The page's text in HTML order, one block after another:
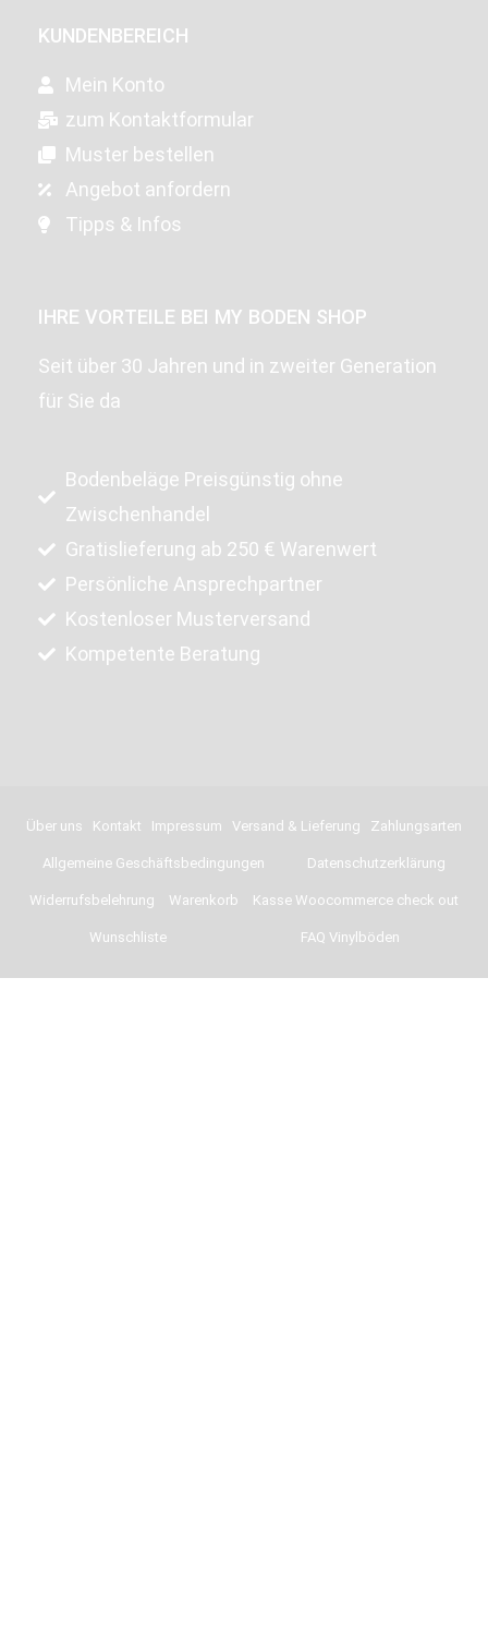
KUNDENBEREICH
Mein Konto
zum Kontaktformular
Muster bestellen
Angebot anfordern
Tipps & Infos
IHRE VORTEILE BEI MY BODEN SHOP
Seit über 30 Jahren und in zweiter Generation
für Sie da
Bodenbeläge Preisgünstig ohne
Zwischenhandel
Gratislieferung ab 250 € Warenwert
Persönliche Ansprechpartner
Kostenloser Musterversand
Kompetente Beratung
Über uns Kontakt Impressum Versand & Lieferung Zahlungsarten
Allgemeine Geschäftsbedingungen Datenschutzerklärung
Widerrufsbelehrung Warenkorb Kasse Woocommerce check out
Wunschliste FAQ Vinylböden